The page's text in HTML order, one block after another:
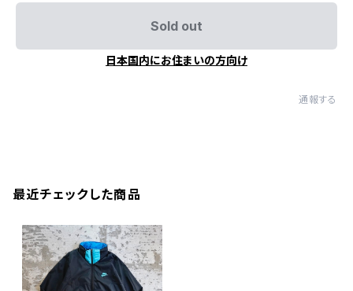
Sold out
日本国内にお住まいの方向け
通報する
最近チェックした商品